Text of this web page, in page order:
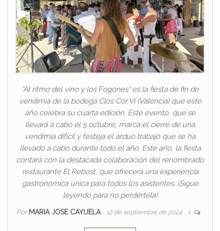
“Al ritmo del vino y los Fogones” es la fiesta de fin de
vendimia de la bodega Clos Cor Ví (Valencia) que este
año celebra su cuarta edición. Este evento, que se
llevará a cabo el 5 octubre, marca el cierre de una
vendimia difícil y festeja el arduo trabajo que se ha
llevado a cabo durante todo el año. Este año, la fiesta
contará con la destacada colaboración del renombrado
restaurante El Rebost, que ofrecerá una experiencia
gastronómica única para todos los asistentes. ¡Sigue
leyendo para no perdértela!
Por MARIA JOSE CAYUELA 12 de septiembre de 2024 1